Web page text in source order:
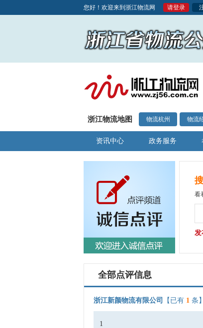
您好！欢迎来到浙江物流网 请登录
浙江物流地图 物流杭州 物流
资讯中心 政务服务
看
发
全部点评信息
浙江新颜物流有限公司 【已有 1 条】
1